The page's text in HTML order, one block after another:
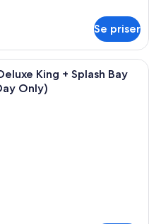
Se priser
minibar,
King + Splash Bay
Only)